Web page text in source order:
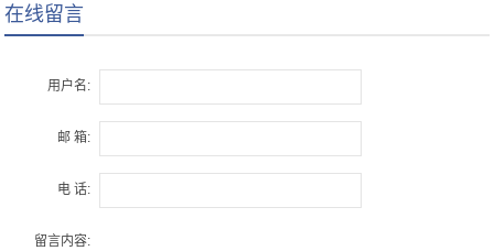
在线留言
用户名:
邮 箱:
电 话:
留言内容: